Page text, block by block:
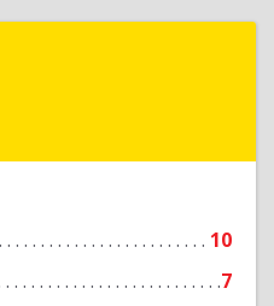
10
7
Альметьевск г, Мира